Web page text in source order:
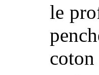
le